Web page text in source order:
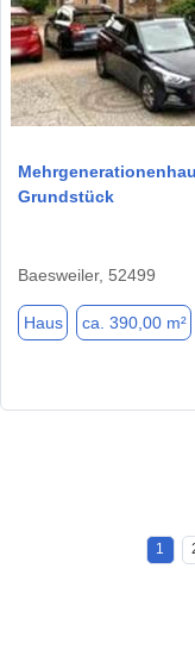
Grundstück
Baesweiler, 52499
Haus ca. 390,00 m²
1